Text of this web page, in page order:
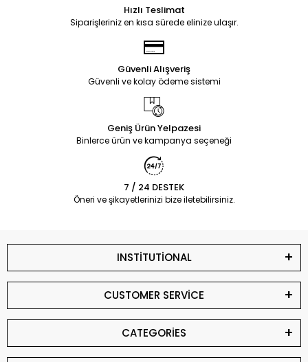
Hızlı Teslimat
Siparişleriniz en kısa sürede elinize ulaşır.
Güvenli Alışveriş
Güvenli ve kolay ödeme sistemi
Geniş Ürün Yelpazesi
Binlerce ürün ve kampanya seçeneği
7 / 24 DESTEK
Öneri ve şikayetlerinizi bize iletebilirsiniz.
INSTİTUTİONAL
CUSTOMER SERVİCE
CATEGORİES